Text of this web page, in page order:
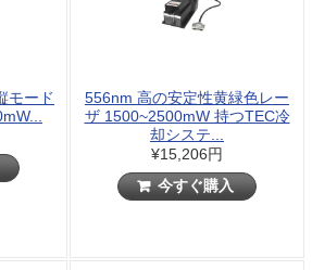
モード
556nm 高の安定性黄緑色レー
ザ 1500~2500mW 持つTEC冷
却システ...
¥15,206円
今すぐ購入